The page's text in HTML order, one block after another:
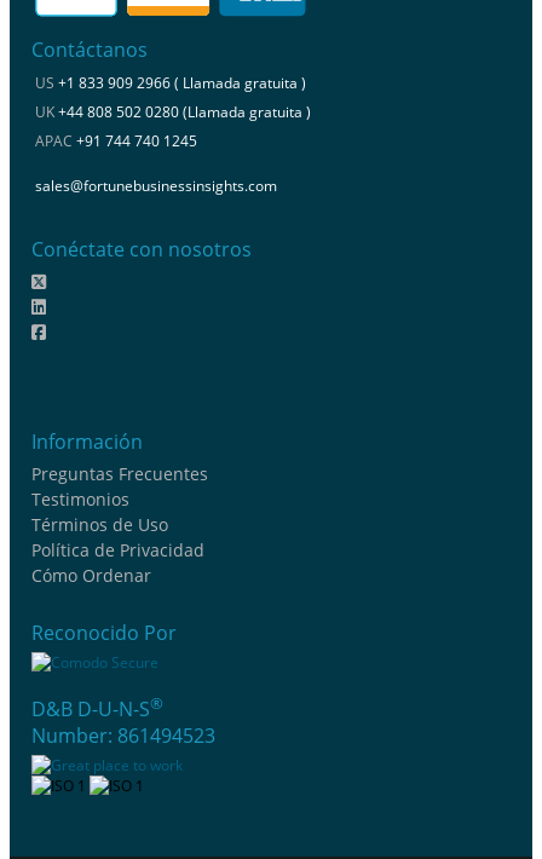
Contáctanos
US +1 833 909 2966 ( Llamada gratuita )
UK+44 808 502 0280 (Llamada gratuita )
APAC +91 744 740 1245
sales@fortunebusinessinsights.com
Conéctate con nosotros
Información
Preguntas Frecuentes
Testimonios
Términos de Uso
Política de Privacidad
Cómo Ordenar
Reconocido Por
D&B D-U-N-S®
Number: 861494523